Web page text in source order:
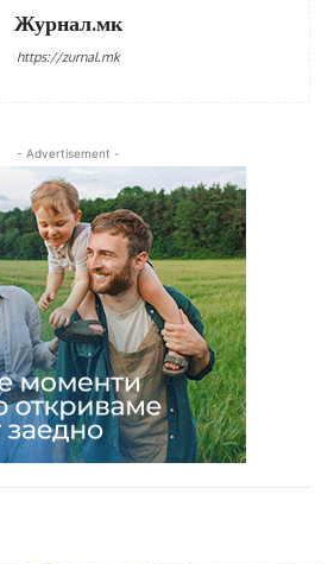
Журнал.мк
https://zurnal.mk
- Advertisement -